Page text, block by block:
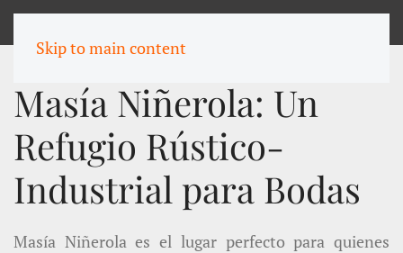
Skip to main content
Masía Niñerola: Un
Refugio Rústico-
Industrial para Bodas
Masía Niñerola es el lugar perfecto para quienes